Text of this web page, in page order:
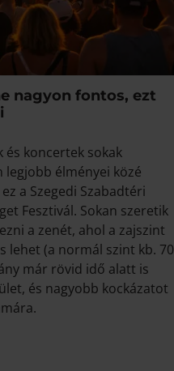
nagyon fontos, ezt
és koncertek sokak
legjobb élményei közé
a Szegedi Szabadtéri
Fesztivál. Sokan szeretik
a zenét, ahol a zajszint
lehet (a normál szint kb. 70
már rövid idő alatt is
és nagyobb kockázatot